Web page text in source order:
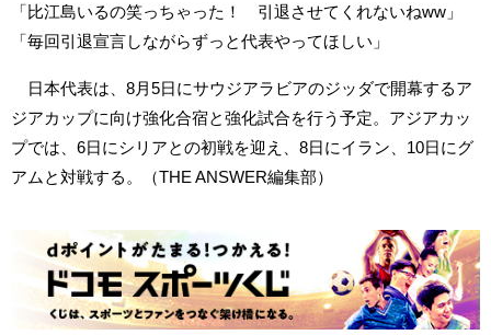
「比江島いるの笑っちゃった！ 引退させてくれないねww」
「毎回引退宣言しながらずっと代表やってほしい」
日本代表は、8月5日にサウジアラビアのジッダで開幕するア
ジアカップに向け強化合宿と強化試合を行う予定。アジアカッ
プでは、6日にシリアとの初戦を迎え、8日にイラン、10日にグ
アムと対戦する。（THE ANSWER編集部）